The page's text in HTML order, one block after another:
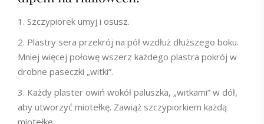
Szczypiorek umyj i osusz.
Plastry sera przekrój na pół wzdłuż dłuższego boku.
Mniej więcej połowę wszerz każdego plastra pokrój w
drobne paseczki „witki”.
Każdy plaster owiń wokół paluszka, „witkami” w dół,
aby utworzyć miotełkę. Zawiąż szczypiorkiem każdą
miotełkę.